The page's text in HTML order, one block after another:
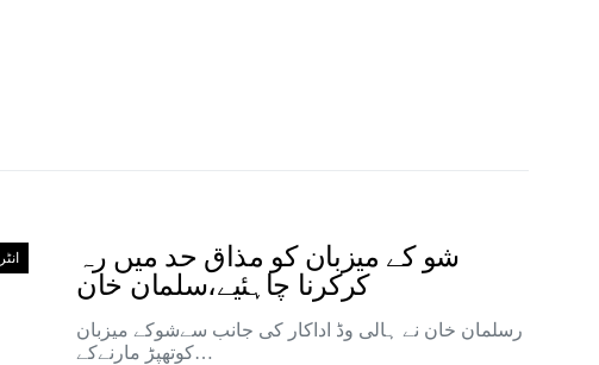
شو کے میزبان کو مذاق حد میں رہ
کرکرنا چاہئیے،سلمان خان
رسلمان خان نے ہالی وڈ اداکار کی جانب سےشوکے میزبان
کوتھپڑ مارنےکے…